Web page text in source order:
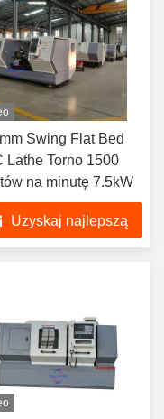
Swing Flat Bed
Lathe Torno 1500
na minutę 7.5kW
Uzyskaj najlepszą